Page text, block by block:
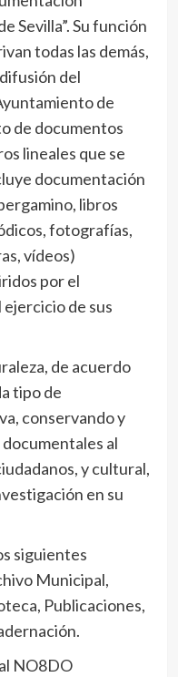
Sevilla”. Su función
todas las demás,
del
de
de documentos
lineales que se
documentación
libros
fotografías,
vídeos)
por el
de sus
de acuerdo
tipo de
conservando y
al
y cultural,
en su
siguientes
Municipal,
Publicaciones,
NO8DO